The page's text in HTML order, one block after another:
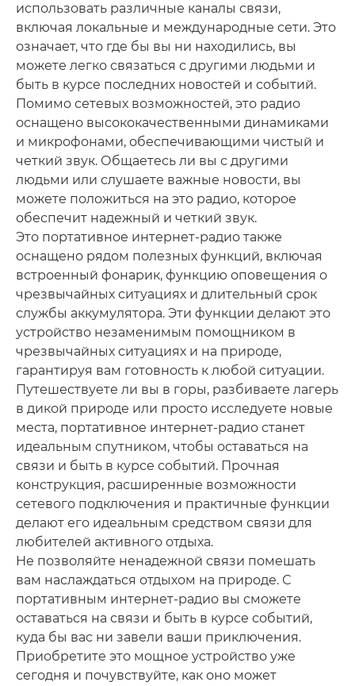
использовать различные каналы связи,
включая локальные и международные сети. Это
означает, что где бы вы ни находились, вы
можете легко связаться с другими людьми и
быть в курсе последних новостей и событий.
Помимо сетевых возможностей, это радио
оснащено высококачественными динамиками
и микрофонами, обеспечивающими чистый и
четкий звук. Общаетесь ли вы с другими
людьми или слушаете важные новости, вы
можете положиться на это радио, которое
обеспечит надежный и четкий звук.
Это портативное интернет-радио также
оснащено рядом полезных функций, включая
встроенный фонарик, функцию оповещения о
чрезвычайных ситуациях и длительный срок
службы аккумулятора. Эти функции делают это
устройство незаменимым помощником в
чрезвычайных ситуациях и на природе,
гарантируя вам готовность к любой ситуации.
Путешествуете ли вы в горы, разбиваете лагерь
в дикой природе или просто исследуете новые
места, портативное интернет-радио станет
идеальным спутником, чтобы оставаться на
связи и быть в курсе событий. Прочная
конструкция, расширенные возможности
сетевого подключения и практичные функции
делают его идеальным средством связи для
любителей активного отдыха.
Не позволяйте ненадежной связи помешать
вам наслаждаться отдыхом на природе. С
портативным интернет-радио вы сможете
оставаться на связи и быть в курсе событий,
куда бы вас ни завели ваши приключения.
Приобретите это мощное устройство уже
сегодня и почувствуйте, как оно может